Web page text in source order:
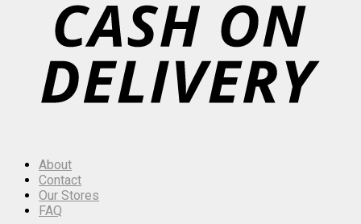
About
Contact
Our Stores
FAQ